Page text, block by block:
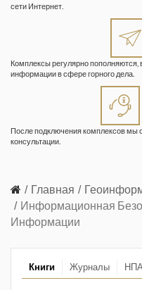
сети Интернет.
Комплексы регулярно
информации в сфере горного дела.
После подключения комплексов мы
консультации.
Главная
Информационная
Информации
Книги Журналы НПА